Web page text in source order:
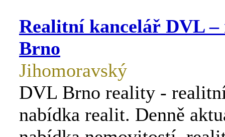
Realitní kancelář DVL
Brno
Jihomoravský
DVL Brno reality -
nabídka realit. Denně